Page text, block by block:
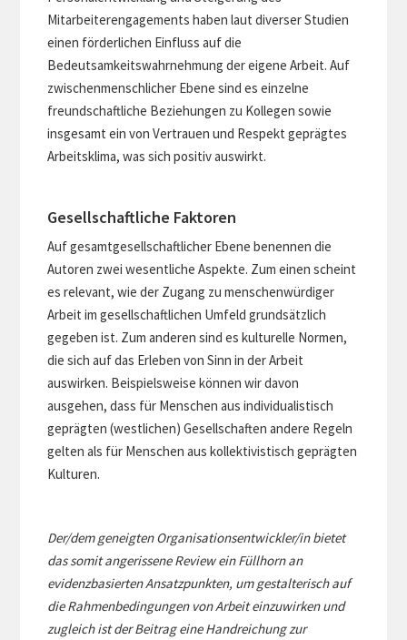
Mitarbeiterengagements haben laut diverser Studien
einen förderlichen Einfluss auf die
Bedeutsamkeitswahrnehmung der eigene Arbeit. Auf
zwischenmenschlicher Ebene sind es einzelne
freundschaftliche Beziehungen zu Kollegen sowie
insgesamt ein von Vertrauen und Respekt geprägtes
Arbeitsklima, was sich positiv auswirkt.
Gesellschaftliche Faktoren
Auf gesamtgesellschaftlicher Ebene benennen die
Autoren zwei wesentliche Aspekte. Zum einen scheint
es relevant, wie der Zugang zu menschenwürdiger
Arbeit im gesellschaftlichen Umfeld grundsätzlich
gegeben ist. Zum anderen sind es kulturelle Normen,
die sich auf das Erleben von Sinn in der Arbeit
auswirken. Beispielsweise können wir davon
ausgehen, dass für Menschen aus individualistisch
geprägten (westlichen) Gesellschaften andere Regeln
gelten als für Menschen aus kollektivistisch geprägten
Kulturen.
Der/dem geneigten Organisationsentwickler/in bietet
das somit angerissene Review ein Füllhorn an
evidenzbasierten Ansatzpunkten, um gestalterisch auf
die Rahmenbedingungen von Arbeit einzuwirken und
zugleich ist der Beitrag eine Handreichung zur